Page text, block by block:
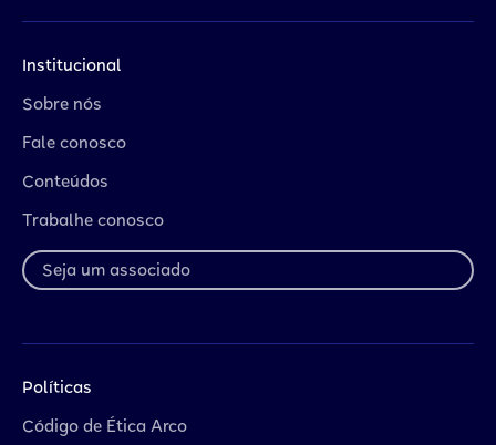
Institucional
Sobre nós
Fale conosco
Conteúdos
Trabalhe conosco
Seja um associado
Políticas
Código de Ética Arco